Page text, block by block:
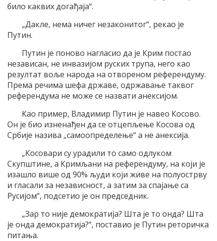
било каквих догађаја“.
„Дакле, нема ничег незаконитог“, рекао је
Путин.
Путин је поново нагласио да је Крим постао
независан, не инвазијом руских трупа, него као
резултат воље народа на отвореном референдуму.
Према речима шефа државе, одржавање таквог
референдума не може се назвати анексијом.
Као пример, Владимир Путин је навео Косово.
Он је био изненађен да се отцепљење Косова од
Србије назива „самоопределење“ а не анексија.
„Косовари су урадили то само одлуком
Скупштине, а Кримљани на референдуму, на који је
изашло више од 90% људи који живе на полуострву
и гласали за независност, а затим за спајање са
Русијом“, подсетио је он председник.
„Зар то није демократија? Шта је то онда? Шта
је онда демократија?“, поставио је Путин реторичка
питања.